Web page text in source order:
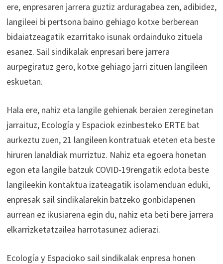
ere, enpresaren jarrera guztiz arduragabea zen, adibidez,
langileei bi pertsona baino gehiago kotxe berberean
bidaiatzeagatik ezarritako isunak ordainduko zituela
esanez. Sail sindikalak enpresari bere jarrera
aurpegiratuz gero, kotxe gehiago jarri zituen langileen
eskuetan.
Hala ere, nahiz eta langile gehienak beraien zereginetan
jarraituz, Ecología y Espaciok ezinbesteko ERTE bat
aurkeztu zuen, 21 langileen kontratuak eteten eta beste
hiruren lanaldiak murriztuz. Nahiz eta egoera honetan
egon eta langile batzuk COVID-19rengatik edota beste
langileekin kontaktua izateagatik isolamenduan eduki,
enpresak sail sindikalarekin batzeko gonbidapenen
aurrean ez ikusiarena egin du, nahiz eta beti bere jarrera
elkarrizketatzailea harrotasunez adierazi.
Ecología y Espacioko sail sindikalak enpresa honen